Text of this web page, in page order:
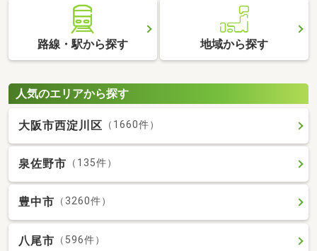
路線・駅から探す 地域から探す
人気のエリアから探す
大阪市西淀川区 （1660件）
泉佐野市 （135件）
豊中市 （3260件）
八尾市 （596件）